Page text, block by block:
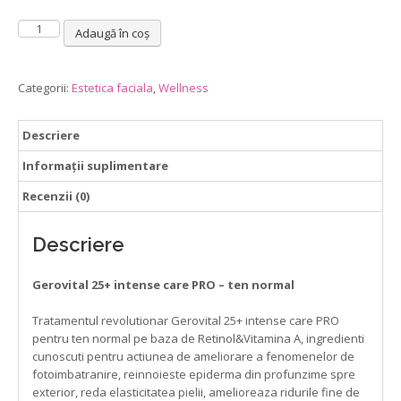
Cantitate
Gerovital
intense
PRO
–
tratament
antiimbatranire
ten
Adaugă în coș
Categorii: Estetica faciala Wellness
Descriere
Informații suplimentare
Recenzii (0)
Descriere
Gerovital 25+ intense care PRO – ten normal
Tratamentul revolutionar Gerovital 25+ intense care PRO
pentru ten normal pe baza de Retinol&Vitamina A, ingredienti
cunoscuti pentru actiunea de ameliorare a fenomenelor de
fotoimbatranire, reinnoieste epiderma din profunzime spre
exterior, reda elasticitatea pielii, amelioreaza ridurile fine de